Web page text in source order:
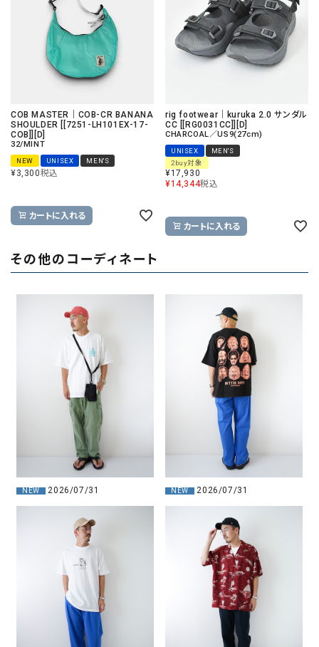
COB MASTER｜COB-CR BANANA
SHOULDER [[7251-LH101EX-17-
COB]][D]
32/MINT
NEW UNISEX MEN'S
¥3,300税込
カートに入れる
rig footwear｜kuruka 2.0 サンダル
CC [[RG0031CC]][D]
CHARCOAL／US9(27cm)
UNISEX
MEN'S
2buy対象
¥17,930
¥14,344税込
カートに入れる
その他のコーディネート
NEW 2026/07/31 NEW 2026/07/31